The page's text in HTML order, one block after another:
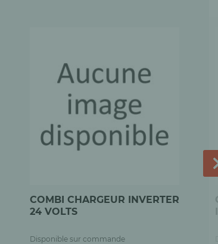
COMBI CHARGEUR INVERTER
24 VOLTS
Disponible sur commande